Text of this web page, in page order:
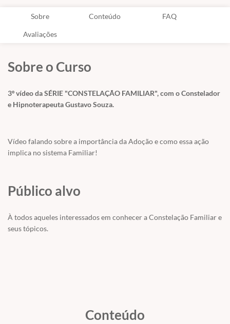
Sobre Conteúdo FAQ
Avaliações
Sobre o Curso
3º vídeo da SÉRIE "CONSTELAÇÃO FAMILIAR", com o Constelador
e Hipnoterapeuta Gustavo Souza.
Vídeo falando sobre a importância da Adoção e como essa ação
implica no sistema Familiar!
Público alvo
À todos aqueles interessados em conhecer a Constelação Familiar e
seus tópicos.
Conteúdo